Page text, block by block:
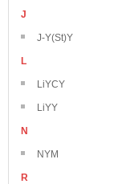
J
J-Y(St)Y
L
LiYCY
LiYY
N
NYM
R